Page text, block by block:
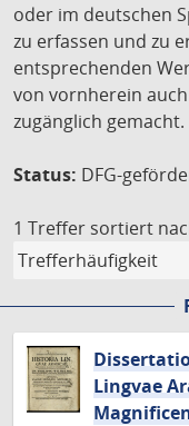
oder im deutschen
zu erfassen und zu
entsprechenden
von vornherein
zugänglich gemacht.
Status: DFG-
1 Treffer sortiert
Lingvae